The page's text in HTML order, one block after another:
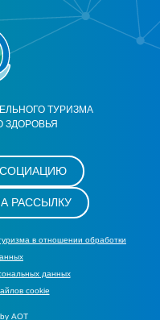
ТУРИЗМА
ЗДОРОВЬЯ
РАССЫЛКУ
в отношении обработки
данных
cookie
АОТ